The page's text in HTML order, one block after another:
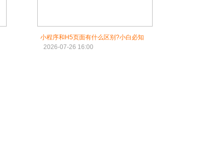
小程序和H5页面有什么区别?小白必知
2026-07-26 16:00